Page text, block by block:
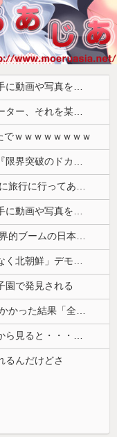
避難所に土足でズカズカと入ってきて勝手に動画や写真を撮影したメディア取材陣、挙句の果てに要求してきたのは……
猛暑の中で意識朦朧となった生中継レポーター、それを某出演者が爆笑しながら現場レポート続行を強制する動画が再注目されて……
でｗｗｗｗｗｗｗｗ
【画像】スリムクラブ真栄田、日高屋で『限界突破のドカ食い』を披露するｗｗｗｗｗｗ
韓国メディア「韓国人は1000万人も日本に旅行に行ってあげるのに、どうして日本人は韓国に来ないのか」自国に魅力がないのを棚に上げて日本を分析
避難所に土足でズカズカと入ってきて勝手に動画や写真を撮影したメディア取材陣、挙句の果てに要求してきたのは……
海外「日本人は何に使ってるんだ？」 世界的ブームの日本の食品、買ってみたものの使い道が分からない外国人が続出
【動画】「世界唯一の被爆国は日本ではなく北朝鮮」デモが開催される
園で発見される
【仰天】 石破茂さん、自民若手に舐めてかかった結果「全てを失うｗｗｗｗｗ」
【圧巻映像】「ロケット打ち上げを宇宙から見ると・・・」の動画が衝撃的
るんだけどさ